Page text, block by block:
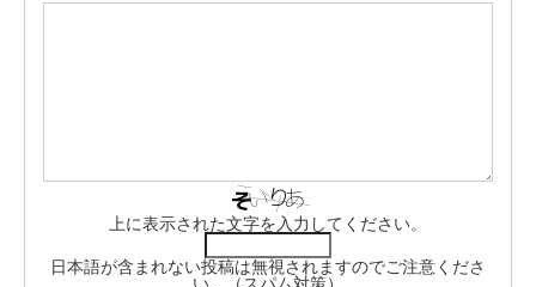
上に表示された文字を入力してください。
日本語が含まれない投稿は無視されますのでご注意くださ
い。（スパム対策）